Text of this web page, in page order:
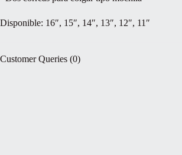
Disponible: 16″, 15″, 14″, 13″, 12″, 11″
Customer Queries (0)